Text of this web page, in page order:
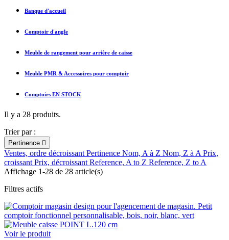
Banque d'accueil
Comptoir d'angle
Meuble de rangement pour arrière de caisse
Meuble PMR & Accessoires pour comptoir
Comptoirs EN STOCK
Il y a 28 produits.
Trier par :
Pertinence 
Ventes, ordre décroissant Pertinence Nom, A à Z Nom, Z à A Prix,
croissant Prix, décroissant Reference, A to Z Reference, Z to A
Affichage 1-28 de 28 article(s)
Filtres actifs
Voir le produit